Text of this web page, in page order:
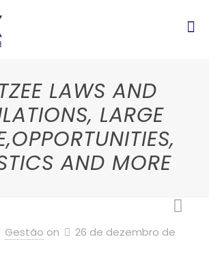
LAWS AND
LARGE
AND MORE
Gestão on
26 de dezembro de